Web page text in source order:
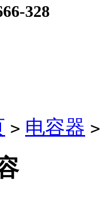
328
> 电容器 >